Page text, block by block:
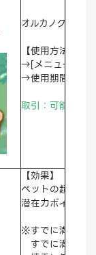
オルカノクスダ
【使用方法】
→[メニュー]>[デ
→使用期間：永
取引：可能 破棄
【効果】
ペットの超越し
潜在力ポイント
※すでに満たさ
すでに満たさ